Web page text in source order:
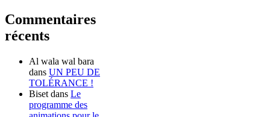
Commentaires
récents
Al wala wal bara
dans UN PEU DE
TOLÉRANCE !
Biset dans Le
programme des